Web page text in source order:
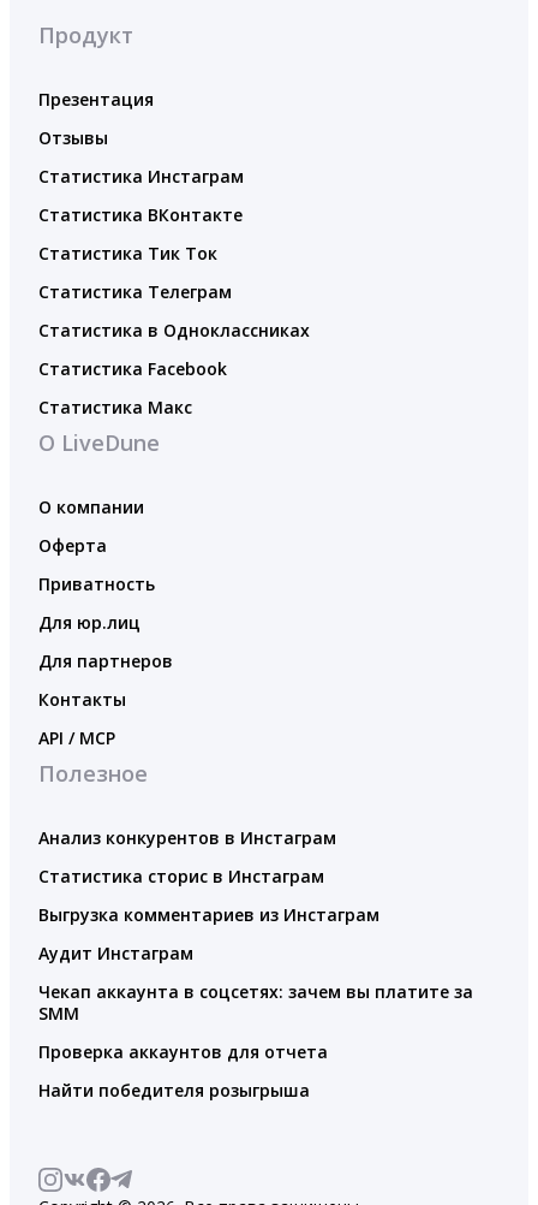
Продукт
Презентация
Отзывы
Статистика Инстаграм
Статистика ВКонтакте
Статистика Тик Ток
Статистика Телеграм
Статистика в Одноклассниках
Статистика Facebook
Статистика Макс
О LiveDune
О компании
Оферта
Приватность
Для юр.лиц
Для партнеров
Контакты
API / MCP
Полезное
Анализ конкурентов в Инстаграм
Статистика сторис в Инстаграм
Выгрузка комментариев из Инстаграм
Аудит Инстаграм
Чекап аккаунта в соцсетях: зачем вы платите за
SMM
Проверка аккаунтов для отчета
Найти победителя розыгрыша